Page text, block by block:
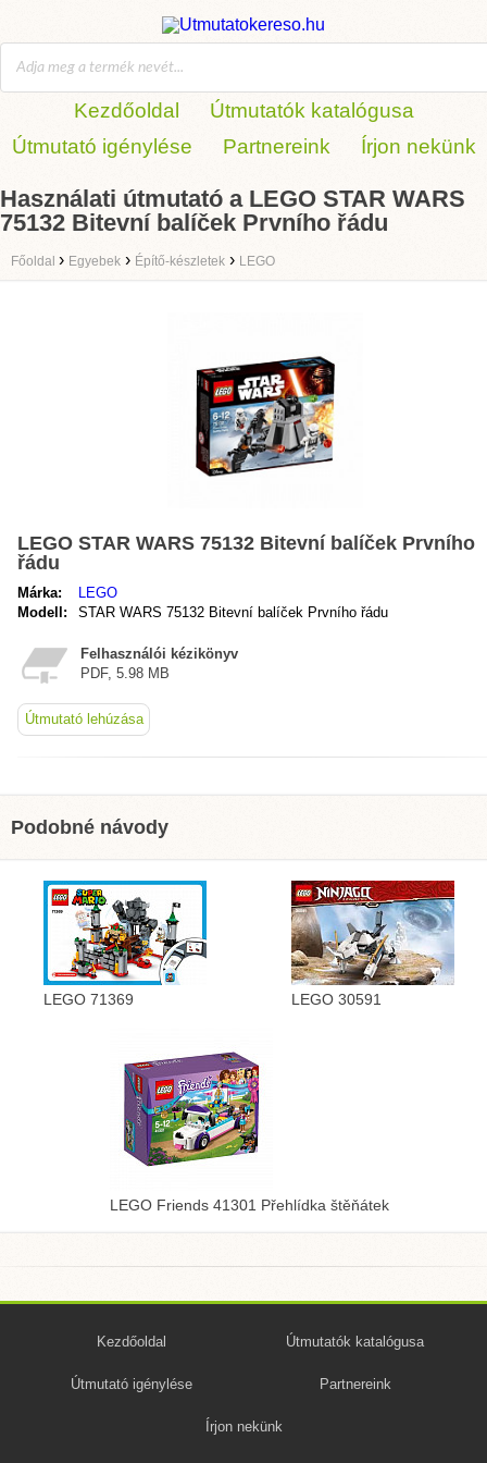
Kezdőoldal
Útmutatók katalógusa
Útmutató igénylése
Partnereink Írjon nekünk
Használati útmutató a LEGO STAR WARS
75132 Bitevní balíček Prvního řádu
Főoldal › Egyebek › Építő-készletek › LEGO
LEGO STAR WARS 75132 Bitevní balíček Prvního
řádu
Márka:
LEGO
Modell:
STAR WARS 75132 Bitevní balíček Prvního řádu
Felhasználói kézikönyv
PDF, 5.98 MB
Útmutató lehúzása
Podobné návody
LEGO 71369 LEGO 30591
LEGO Friends 41301 Přehlídka štěňátek
Kezdőoldal Útmutatók katalógusa
Útmutató igénylése Partnereink
Írjon nekünk